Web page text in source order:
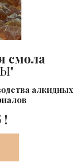
смола
алкидных
!